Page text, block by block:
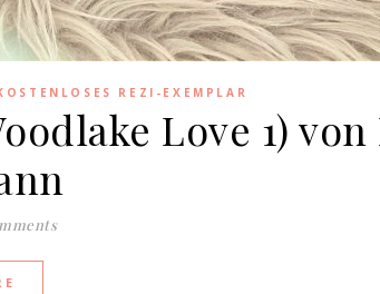
REZI-EXEMPLAR
Love 1) von